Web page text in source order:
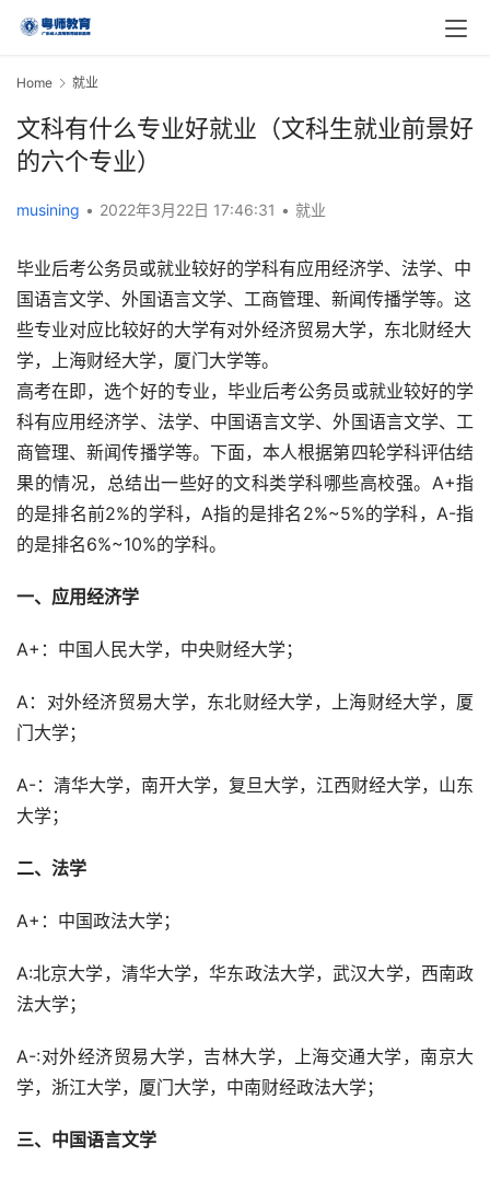
Home 就业
文科有什么专业好就业（文科生就业前景好
的六个专业）
musining • 2022年3月22日 17:46:31 • 就业
毕业后考公务员或就业较好的学科有应用经济学、法学、中
国语言文学、外国语言文学、工商管理、新闻传播学等。这
些专业对应比较好的大学有对外经济贸易大学，东北财经大
学，上海财经大学，厦门大学等。
高考在即，选个好的专业，毕业后考公务员或就业较好的学
科有应用经济学、法学、中国语言文学、外国语言文学、工
商管理、新闻传播学等。下面，本人根据第四轮学科评估结
果的情况，总结出一些好的文科类学科哪些高校强。A+指
的是排名前2%的学科，A指的是排名2%~5%的学科，A-指
的是排名6%~10%的学科。
一、应用经济学
A+：中国人民大学，中央财经大学；
A：对外经济贸易大学，东北财经大学，上海财经大学，厦
门大学；
A-：清华大学，南开大学，复旦大学，江西财经大学，山东
大学；
二、法学
A+：中国政法大学；
A:北京大学，清华大学，华东政法大学，武汉大学，西南政
法大学；
A-:对外经济贸易大学，吉林大学，上海交通大学，南京大
学，浙江大学，厦门大学，中南财经政法大学；
三、中国语言文学